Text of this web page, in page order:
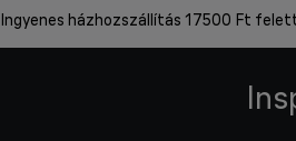
Ingyenes házhozszállítás 17500 Ft